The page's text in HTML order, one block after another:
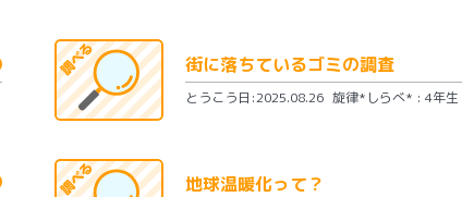
街に落ちているゴミの調査
とうこう日:2025.08.26 旋律*しらべ* : 4年生
地球温暖化って？